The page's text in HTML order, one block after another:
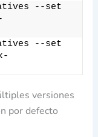
--set
--set
versiones
por defecto